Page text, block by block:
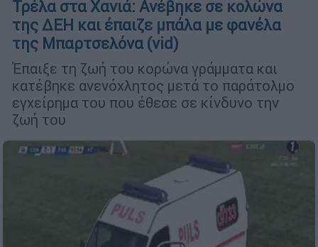
Τρέλα στα Χανιά: Ανέβηκε σε κολώνα
της ΔΕΗ και έπαιζε μπάλα με φανέλα
της Μπαρτσελόνα (vid)
Έπαιξε τη ζωή του κορώνα γράμματα και
κατέβηκε ανενόχλητος μετά το παράτολμο
εγχείρημα του που έθεσε σε κίνδυνο την
ζωή του